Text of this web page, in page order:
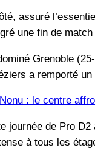
assuré
une fin de
Grenoble
a remporté
Nonu : le centre
journée de Pro
à tous les